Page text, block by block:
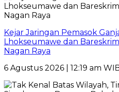
Kejar Jaringan Pemasok
Lhokseumawe dan
Nagan Raya
6 Agustus 2026 | 12:19 am